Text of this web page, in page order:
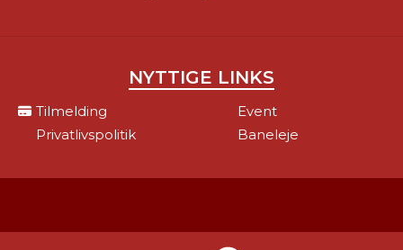
NYTTIGE LINKS
Tilmelding
Event
Privatlivspolitik
Baneleje